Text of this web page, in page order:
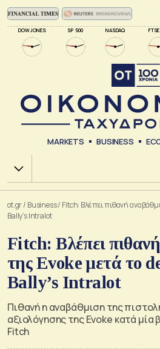
DOW JONES SP 500 NASDAQ
MARKETS BUSINESS
Χ.Α.
ot.gr/ Business/ Fitch: Bλέπει πιθανή
Bally’s Intralot
Fitch: Bλέπει
της Evoke μετά το
Bally’s Intralot
Πιθανή η αναβάθμιση της
αξιολόγησης της Evoke κατά μία
Fitch